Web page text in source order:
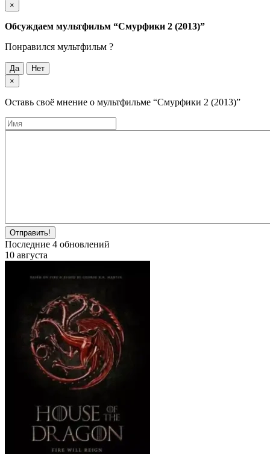
×
Обсуждаем мультфильм “Смурфики 2 (2013)”
Понравился мультфильм ?
Да
Нет
×
Оставь своё мнение о мультфильме “Смурфики 2 (2013)”
Отправить!
Последние 4 обновлений
10 августа